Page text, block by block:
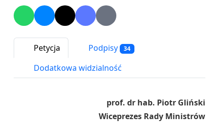
Petycja Podpisy 34
Dodatkowa widzialność
prof. dr hab. Piotr Gliński
Wiceprezes Rady Ministrów